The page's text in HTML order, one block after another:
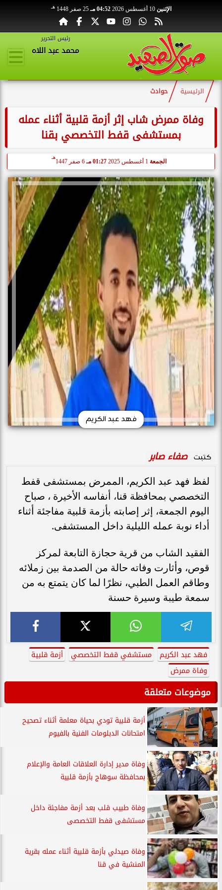
الإثنين 10 أغسطس 2026 04:52 مـ 25 صفر 1448 هـ
رئيس التحرير
محمد عبد اللاه
الرئيسية حوادث
وفاة ممرض شاب إثر أزمة قلبية أثناء عمله
بمستشفى قفط التخصصي بقنا
الجمعة 01:27 مـ 6 صفر 1447
هـ
فهد عبد الكريم
كتبت صفاء صابر
لفظ فهد عبد الكريم، الممرض بمستشفى قفط
التخصصي بمحافظة قنا، أنفاسه الأخيرة ، صباح
اليوم الجمعة، إثر إصابته بأزمة قلبية مفاجئة أثناء
أداء نوبة عمله الليلية داخل المستشفى.
الفقيد الشاب من قرية حجازة التابعة لمركز
قوص، وأثارت وفاته حالة من الصدمة بين زملائه
وطاقم العمل الطبي، نظرًا لما كان يتمتع به من
سمعة طيبة وسيرة حسنة
فهد عبد الكريم مستشفي قفط التخصصي
أزمة قلبية
وفاة ممرض
موضوعات متعلقة
أزمة قلبية تودي بحياة معلمة أثناء تصحيح
امتحانات الدبلومات الفنية بالفيوم
وفاة مدير إدارة العلاقات العامة والإعلام
بمحافظة سوهاج بأزمة قلبية
وفاة طبيب قلب بعد أزمة مفاجئة داخل
مستشفى قفط التخصصى
وفاة صيدلي بأزمة قلبية أثناء عمله بقرية
المنشية في قنا